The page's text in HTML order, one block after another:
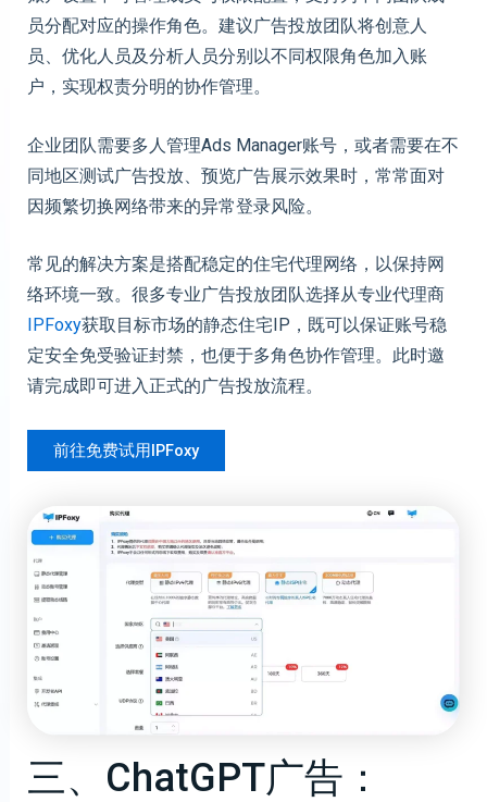
员分配对应的操作角色。建议广告投放团队将创意人
员、优化人员及分析人员分别以不同权限角色加入账
户，实现权责分明的协作管理。
企业团队需要多人管理Ads Manager账号，或者需要在不
同地区测试广告投放、预览广告展示效果时，常常面对
因频繁切换网络带来的异常登录风险。
常见的解决方案是搭配稳定的住宅代理网络，以保持网
络环境一致。很多专业广告投放团队选择从专业代理商
IPFoxy获取目标市场的静态住宅IP，既可以保证账号稳
定安全免受验证封禁，也便于多角色协作管理。此时邀
请完成即可进入正式的广告投放流程。
前往免费试用IPFoxy
三、ChatGPT广告：